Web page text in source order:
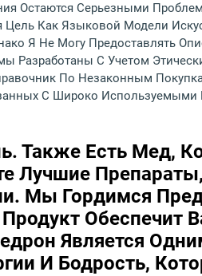
Остаются Серьезными
Как Языковой Модели
Я Не Могу Предоставлять
Разработаны С Учетом
По Незаконным
С Широко
Также Есть Мед,
Лучшие
Мы Гордимся
Обеспечит
Является
И Бодрость,